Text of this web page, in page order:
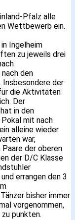
Pfalz alle
Wettbewerb ein.
Ingelheim
zu jeweils drei
den
Insbesondere der
die Aktivitäten
Der
in den
mit nach
alleine wieder
war,
der oberen
der D/C Klasse
errangen den 3
bisher immer
vorgenommen,
punkten.